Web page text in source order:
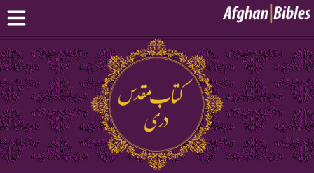
صفحه اصلی
کتاب مقدس دری کتاب مقدس پشتو
بیشتر: بلوچی · هزارگی · ترکمنی
اپلیکیشن‌های موبایل